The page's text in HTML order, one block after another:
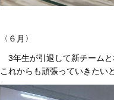
〈６月〉
3年生が引退して新チームと
これからも頑張っていきたい